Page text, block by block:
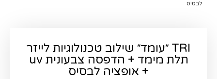
לבסיס
TRI ״עומד״ שילוב טכנולוגיות לייזר
תלת מימד + הדפסה צבעונית uv
+ אופציה לבסיס